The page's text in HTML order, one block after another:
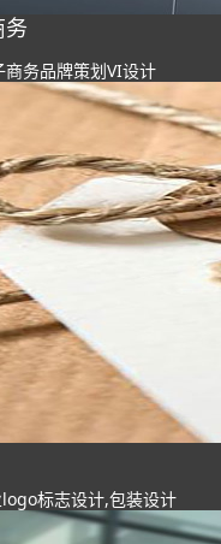
务品牌策划VI设计
标志设计,包装设计